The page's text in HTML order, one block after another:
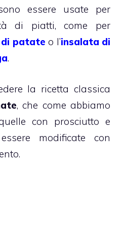
essere usate per
di piatti, come per
patate o l’insalata di
.
la ricetta classica
, che come abbiamo
con prosciutto e
modificate con